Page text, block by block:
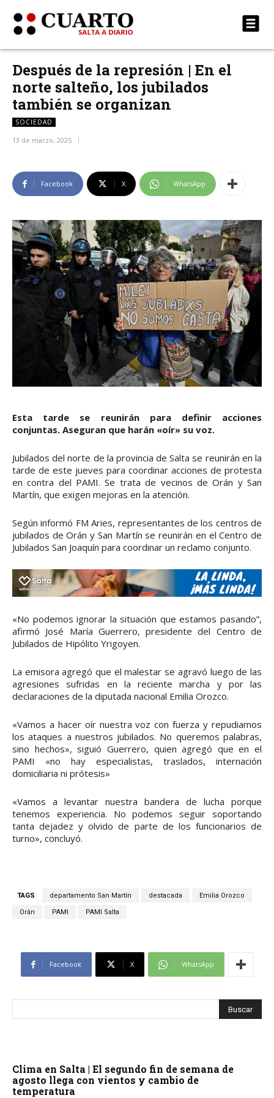
Después de la represión | En el
norte salteño, los jubilados
también se organizan
SOCIEDAD
13 de marzo, 2025
Facebook X WhatsApp
Esta tarde se reunirán para definir acciones
conjuntas. Aseguran que harán «oír» su voz.
Jubilados del norte de la provincia de Salta se reunirán en la
tarde de este jueves para coordinar acciones de protesta
en contra del PAMI. Se trata de vecinos de Orán y San
Martín, que exigen mejoras en la atención.
Según informó FM Aries, representantes de los centros de
jubilados de Orán y San Martín se reunirán en el Centro de
Jubilados San Joaquín para coordinar un reclamo conjunto.
«No podemos ignorar la situación que estamos pasando”,
afirmó José María Guerrero, presidente del Centro de
Jubilados de Hipólito Yrigoyen.
La emisora agregó que el malestar se agravó luego de las
agresiones sufridas en la reciente marcha y por las
declaraciones de la diputada nacional Emilia Orozco.
«Vamos a hacer oír nuestra voz con fuerza y repudiamos
los ataques a nuestros jubilados. No queremos palabras,
sino hechos», siguió Guerrero, quien agregó que en el
PAMI «no hay especialistas, traslados, internación
domiciliaria ni prótesis»
«Vamos a levantar nuestra bandera de lucha porque
tenemos experiencia. No podemos seguir soportando
tanta dejadez y olvido de parte de los funcionarios de
turno», concluyó.
TAGS departamento San Martín destacada Emilia Orozco
Orán PAMI PAMI Salta
Facebook X WhatsApp
Clima en Salta | El segundo fin de semana de
agosto llega con vientos y cambio de
temperatura